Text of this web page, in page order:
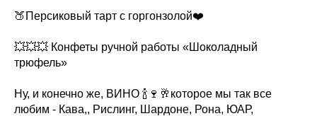
🍑Персиковый тарт с горгонзолой❤️
💥💥💥 Конфеты ручной работы «Шоколадный
трюфель»
Ну, и конечно же, ВИНО 🍾🍷🥂которое мы так все
любим - Кава,, Рислинг, Шардоне, Рона, ЮАР,